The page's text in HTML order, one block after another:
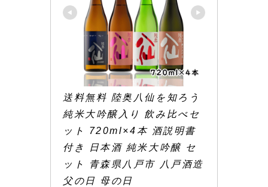
送料無料 陸奥八仙を知ろう
純米大吟醸入り 飲み比べセ
ット 720ml×4本 酒説明書
付き 日本酒 純米大吟醸 セ
ット 青森県八戸市 八戸酒造
父の日 母の日